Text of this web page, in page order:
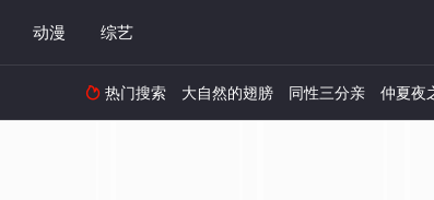
动漫 综艺
 热门搜索 大自然的翅膀 同性三分亲 仲夏夜